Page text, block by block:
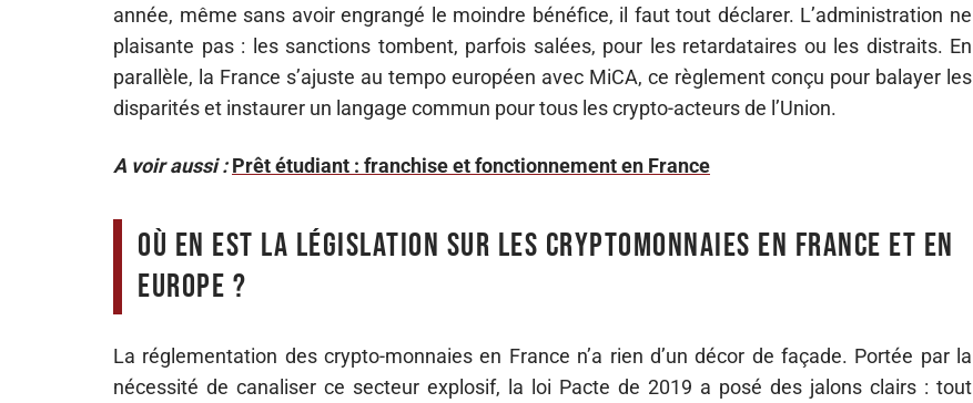
année, même sans avoir engrangé le moindre bénéfice, il faut tout déclarer. L’administration ne
plaisante pas : les sanctions tombent, parfois salées, pour les retardataires ou les distraits. En
parallèle, la France s’ajuste au tempo européen avec MiCA, ce règlement conçu pour balayer les
disparités et instaurer un langage commun pour tous les crypto-acteurs de l’Union.
A voir aussi : Prêt étudiant : franchise et fonctionnement en France
Où en est la législation sur les cryptomonnaies en France et en
Europe ?
La réglementation des crypto-monnaies en France n’a rien d’un décor de façade. Portée par la
nécessité de canaliser ce secteur explosif, la loi Pacte de 2019 a posé des jalons clairs : tout